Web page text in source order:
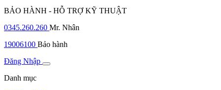
BẢO HÀNH - HỖ TRỢ KỸ THUẬT
0345.260.260 Mr. Nhân
19006100 Bảo hành
Đăng Nhập
Danh mục